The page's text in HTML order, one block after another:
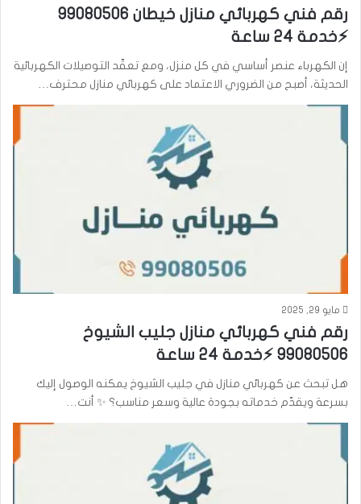
رقم فني كهربائي منازل خيطان 99080506
⚡خدمة 24 ساعة
إن الكهرباء عنصر أساسي في كل منزل، ومع تعقّد التوصيلات الكهربائية
الحديثة، أصبح من الضروري الاعتماد على كهربائي منازل محترف…
مايو 29, 2025
رقم فني كهربائي منازل جليب الشيوخ
99080506 ⚡خدمة 24 ساعة
هل تبحث عن كهربائي منازل في جليب الشيوخ يمكنه الوصول إليك
بسرعة ويقدّم خدماته بجودة عالية وسعر مناسب؟ ✨ أنت…